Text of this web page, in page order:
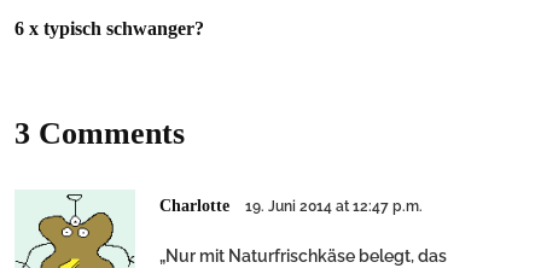
6 x typisch schwanger?
3 Comments
Charlotte 19. Juni 2014 at 12:47 p.m.
„Nur mit Naturfrischkäse belegt, das